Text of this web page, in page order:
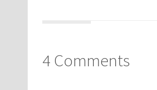
4 Comments